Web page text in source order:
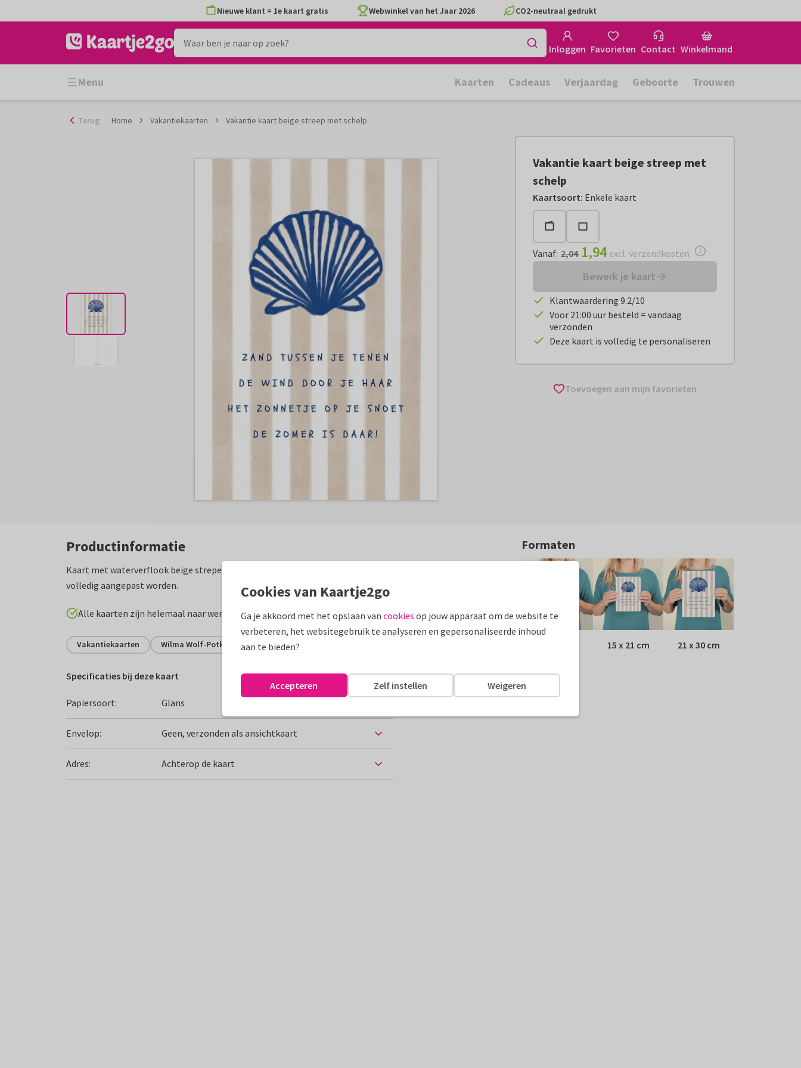
naar
Nieuwe klant = 1e kaart gratis Webwinkel van het Jaar 2026 CO2-neutraal gedrukt
Inloggen Favorieten Contact Winkelmand
Menu Kaarten Cadeaus Verjaardag Geboorte Trouwen
Terug Home Vakantiekaarten Vakantie kaart beige streep met schelp
Vakantie kaart beige streep met
schelp
Kaartsoort: Enkele kaart
Vanaf:€ 1,94 excl. verzendkosten
Vanaf: 2,04 1,94 excl. verzendkosten
Bewerk je kaart
Klantwaardering 9.2/10
Voor 21:00 uur besteld = vandaag
verzonden
Deze kaart is volledig te personaliseren
Toevoegen aan mijn favorieten
Productinformatie
Kaart met waterverflook beige strepen en een blauwe schelp. De tekst kan
volledig aangepast worden.
Alle kaarten zijn helemaal naar wens aan te passen
Vakantiekaarten Wilma Wolf-Potkamp Fijne vakantie
Specificaties bij deze kaart
Papiersoort: Glans
Envelop: Geen, verzonden als ansichtkaart
Adres: Achterop de kaart
Formaten
15 x 21 cm 21 x 30 cm
Cookies van Kaartje2go
Ga je akkoord met het opslaan van cookies op jouw apparaat om de website te
verbeteren, het websitegebruik te analyseren en gepersonaliseerde inhoud
aan te bieden?
Weigeren
Zelf instellen
Accepteren